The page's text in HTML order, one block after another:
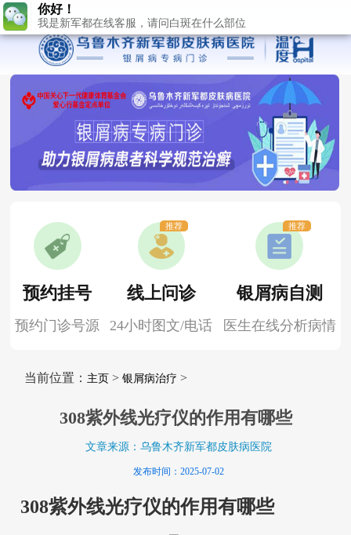
预约挂号
预约门诊号源
线上问诊
24小时图文/电话
推荐
银屑病自测
医生在线分析病情
推荐
当前位置： 主页> 银屑病治疗 >
308紫外线光疗仪的作用有哪些
文章来源：乌鲁木齐新军都皮肤病医院
发布时间：2025-07-02
308紫外线光疗仪的作用有哪些